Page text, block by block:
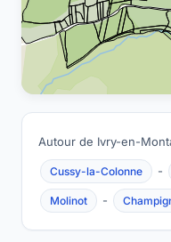
Autour de Ivry-en-
Cussy-la-Colonne -
Molinot -